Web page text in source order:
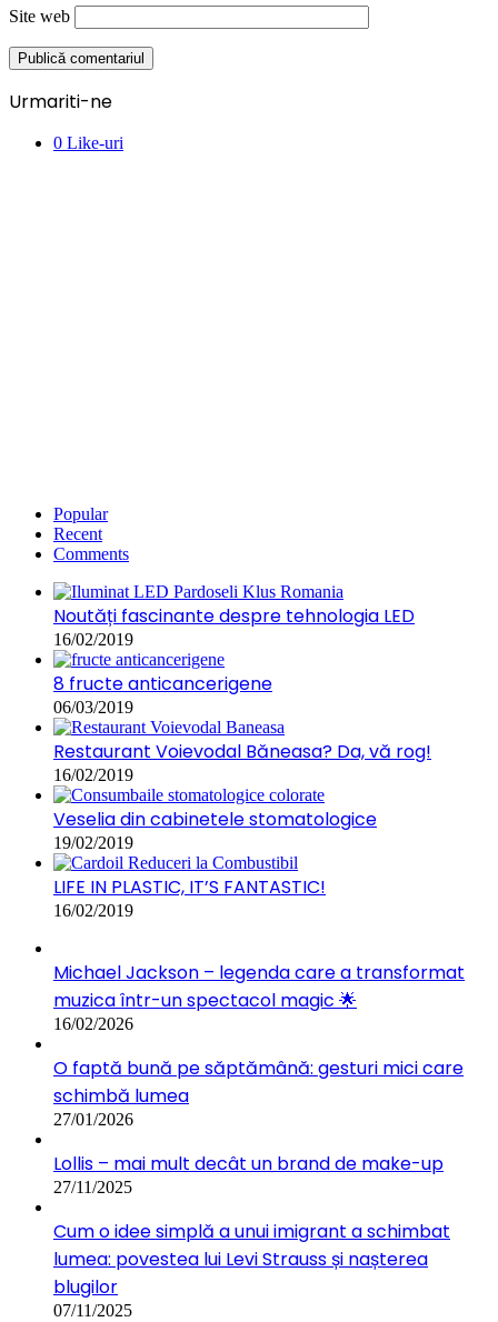
Site web
Urmariti-ne
0 Like-uri
Popular
Recent
Comments
Noutăți fascinante despre tehnologia LED
16/02/2019
8 fructe anticancerigene
06/03/2019
Restaurant Voievodal Băneasa? Da, vă rog!
16/02/2019
Veselia din cabinetele stomatologice
19/02/2019
LIFE IN PLASTIC, IT’S FANTASTIC!
16/02/2019
Michael Jackson – legenda care a transformat
muzica într-un spectacol magic 🌟
16/02/2026
O faptă bună pe săptămână: gesturi mici care
schimbă lumea
27/01/2026
Lollis – mai mult decât un brand de make-up
27/11/2025
Cum o idee simplă a unui imigrant a schimbat
lumea: povestea lui Levi Strauss și nașterea
blugilor
07/11/2025